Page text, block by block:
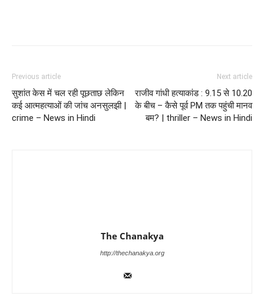
Previous article
सुशांत केस में चल रही पूछताछ लेकिन
कई आत्महत्याओं की जांच अनसुलझी |
crime – News in Hindi
Next article
राजीव गांधी हत्याकांड : 9.15 से 10.20
के बीच – कैसे पूर्व PM तक पहुंची मानव
बम? | thriller – News in Hindi
The Chanakya
http://thechanakya.org